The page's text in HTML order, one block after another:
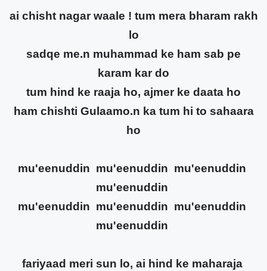
ai chisht nagar waale ! tum mera bharam rakh
lo
sadqe me.n muhammad ke ham sab pe
karam kar do
tum hind ke raaja ho, ajmer ke daata ho
ham chishti Gulaamo.n ka tum hi to sahaara
ho
mu'eenuddin mu'eenuddin mu'eenuddin
mu'eenuddin
mu'eenuddin mu'eenuddin mu'eenuddin
mu'eenuddin
fariyaad meri sun lo, ai hind ke maharaja